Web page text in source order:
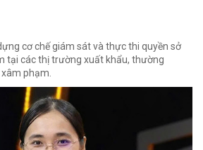
cơ chế giám sát và thực thi quyền sở
tại các thị trường xuất khẩu, thường
phạm.